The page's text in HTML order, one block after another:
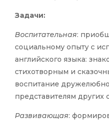
Задачи:
Воспитательная:
социальному опыту с
английского языка:
стихотворным и
воспитание
представителям других
Развивающая: